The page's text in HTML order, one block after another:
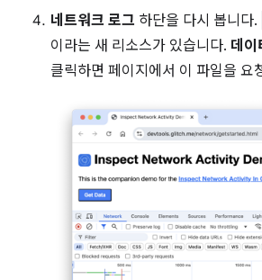
네트워크 로그 하단을 다시 봅니다.
이라는 새 리소스가 있습니다. 데이
클릭하면 페이지에서 이 파일을 요